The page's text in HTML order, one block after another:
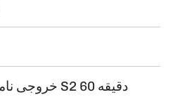
خروجی نامی موتور محرک S2 60 دقیقه